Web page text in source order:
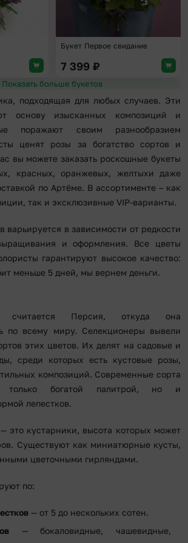
Букет Первое свидание
7 399 ₽
Показать больше букетов
подходящая для любых случаев. Эти
основу изысканных композиций и
поражают своим разнообразием
ценят розы за богатство сортов и
вы можете заказать роскошные букеты
красных, оранжевых, желтыхи даже
по Артёме. В ассортименте – как
так и эксклюзивные VIP-варианты.
варьируется в зависимости от редкости
и оформления. Все цветы
гарантируют высокое качество:
меньше 5 дней, мы вернем деньги.
считается Персия, откуда она
по всему миру. Селекционеры вывели
этих цветов. Их делят на садовые и
среди которых есть кустовые розы,
композиций. Современные сорта
только богатой палитрой, но и
лепестков.
это кустарники, высота которых может
Существуют как миниатюрные кусты,
цветочными гирляндами.
по:
— от 5 до нескольких сотен.
— бокаловидные, чашевидные,